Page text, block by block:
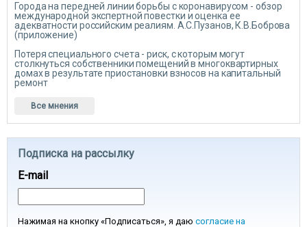
Города на передней линии борьбы с коронавирусом - обзор
международной экспертной повестки и оценка ее
адекватности российским реалиям. А.С.Пузанов, К.В.Боброва
(приложение)
Потеря специального счета - риск, с которым могут
столкнуться собственники помещений в многоквартирных
домах в результате приостановки взносов на капитальный
ремонт
Все мнения
Подписка на рассылку
E-mail
Нажимая на кнопку «Подписаться», я даю согласие на